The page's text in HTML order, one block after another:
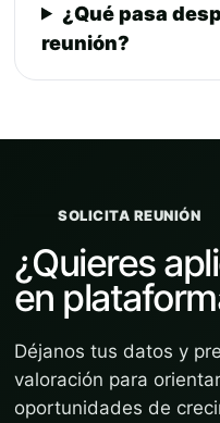
¿Qué pasa
reunión?
SOLICITA REUNIÓN
¿Quieres
en
Déjanos tus datos y
valoración para
oportunidades de